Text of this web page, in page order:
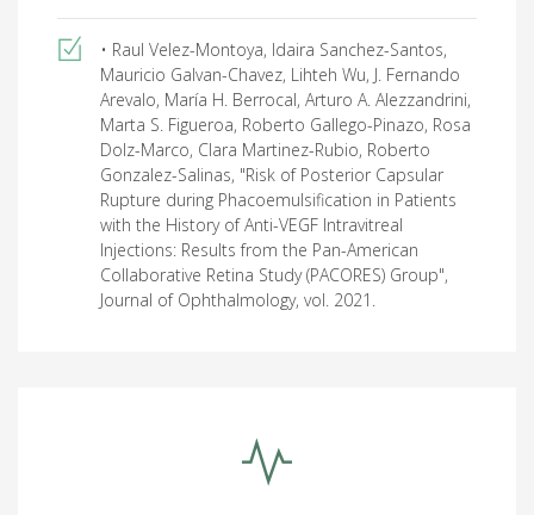
• Raul Velez-Montoya, Idaira Sanchez-Santos,
Mauricio Galvan-Chavez, Lihteh Wu, J. Fernando
Arevalo, María H. Berrocal, Arturo A. Alezzandrini,
Marta S. Figueroa, Roberto Gallego-Pinazo, Rosa
Dolz-Marco, Clara Martinez-Rubio, Roberto
Gonzalez-Salinas, "Risk of Posterior Capsular
Rupture during Phacoemulsification in Patients
with the History of Anti-VEGF Intravitreal
Injections: Results from the Pan-American
Collaborative Retina Study (PACORES) Group",
Journal of Ophthalmology, vol. 2021.